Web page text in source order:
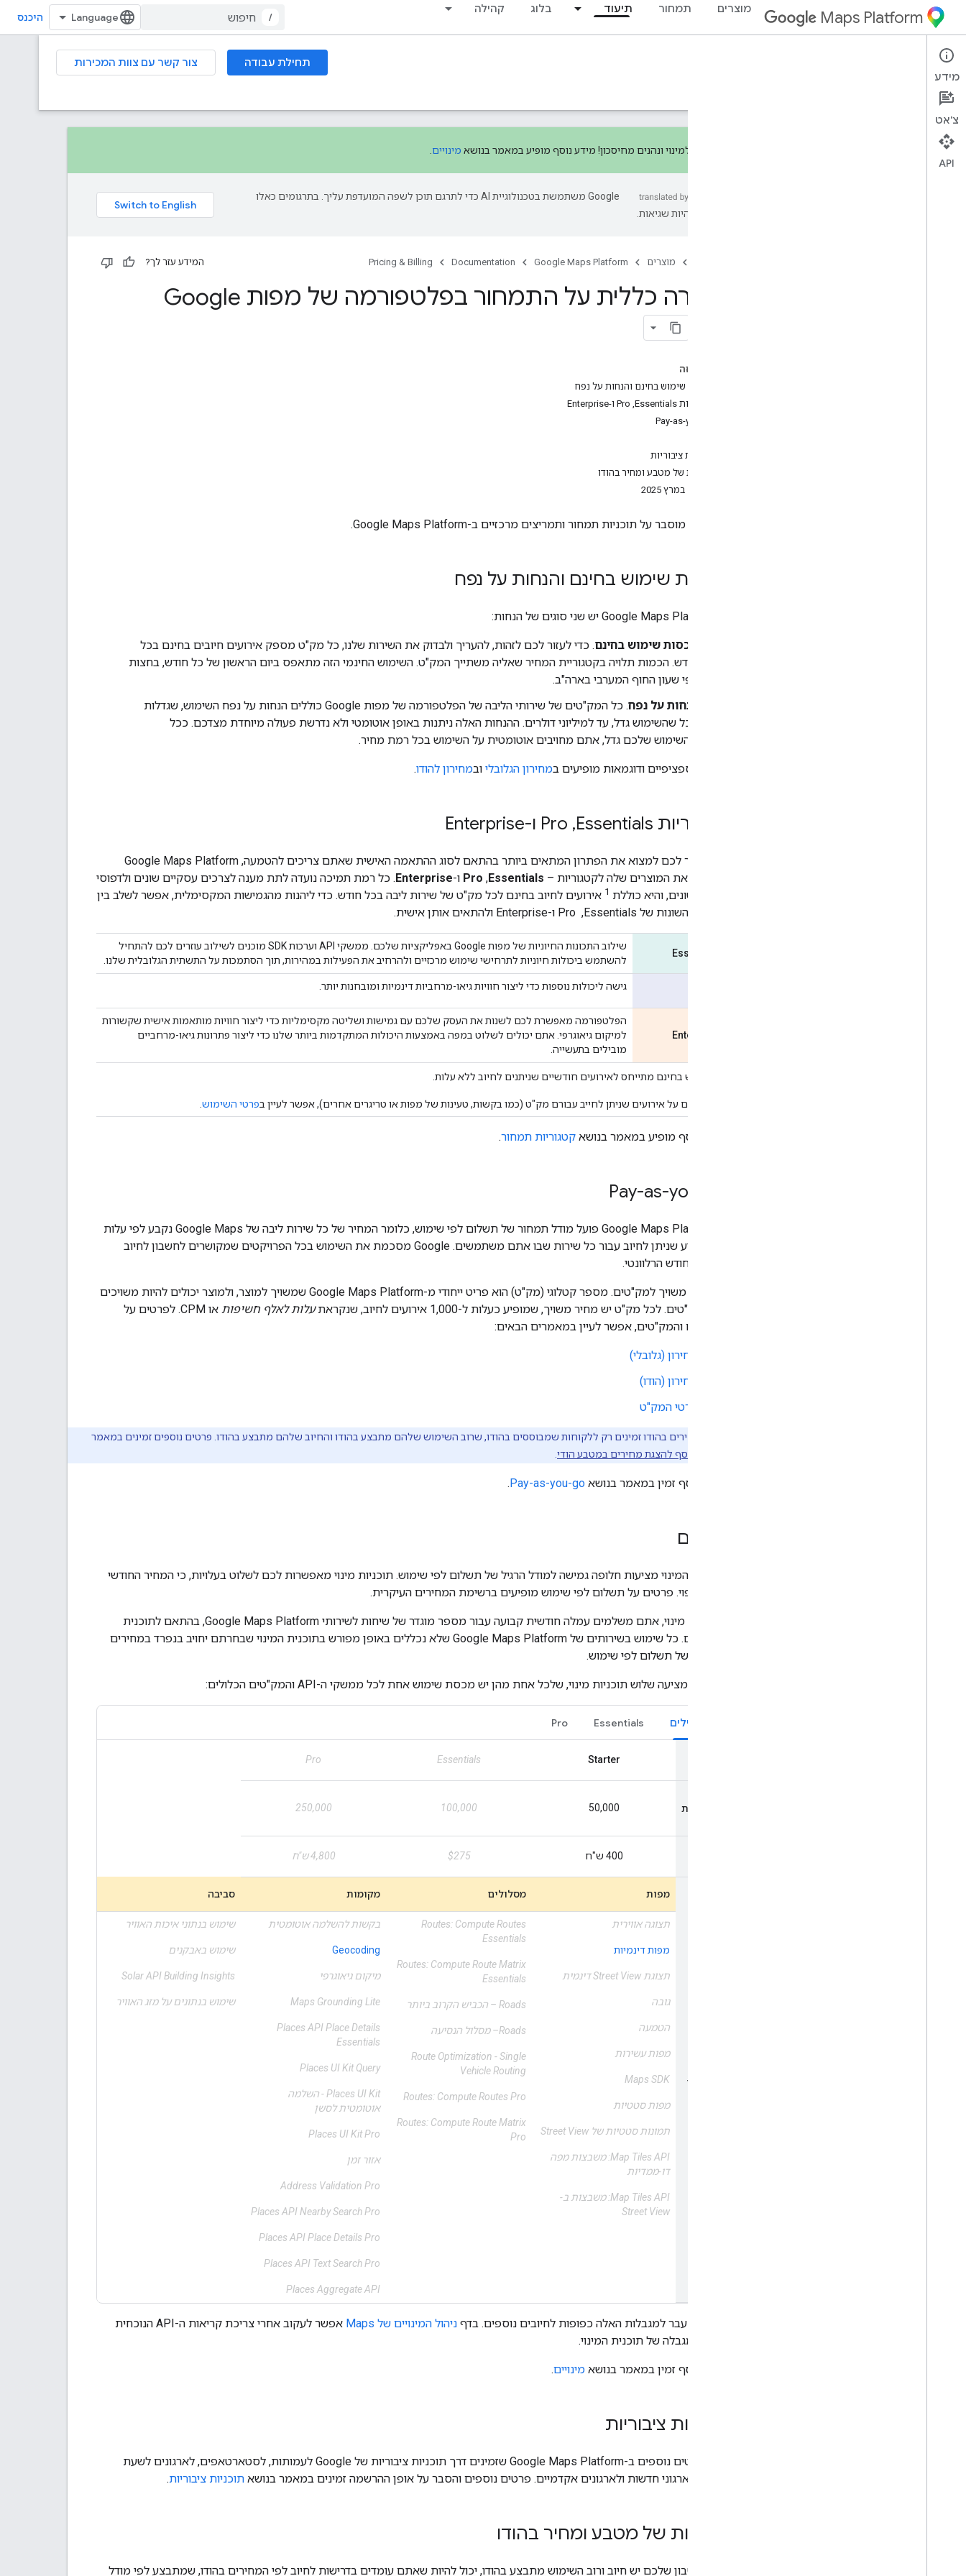
Maps Platform מוצרים תמחור תיעוד בלוג קהילה
/ היכנס
Documentation תחילת עבודה
צור קשר עם צוות המכירות
תמחור
נרשמים למינוי ונהנים מחיסכון! מידע נוסף מופיע במאמר בנושא מינויים
‫Google משתמשת בטכנולוגיית AI כדי לתרגם תוכן לשפה המועדפת עליך. בתרגומים כאלו
עשויות להיות שגיאות.
מוצרים Google Maps Platform
Documentation
Pricing & Billing המידע עזר לך?
סקירה כללית על התמחור בפלטפורמה של מפות Google
בדף הזה
מכסות שימוש בחינם והנחות על נפח
קטגוריות Essentials,‏ Pro ו-Enterprise
Pay-as-you-go
תוכניות ציבוריות
כשירות של מטבע ומחיר בהודו
שינויים במרץ 2025
בדף הזה מוסבר על תוכניות תמחור ותמריצים מרכזיים ב-Google Maps Platform.
מכסות שימוש בחינם והנחות על נפח
מכסות שימוש בחינם. כדי לעזור לכם לזהות, להעריך ולבדוק את השירות שלנו, כל מק"ט מספק אירועים חיובים בחינם בכל
חודש. הכמות תלויה בקטגוריית המחיר שאליה משתייך המק"ט. השימוש החינמי הזה מתאפס ביום הראשון של כל חודש, בחצות
לפי שעון החוף המערבי בארה"ב.
הנחות על נפח
. כל המק"טים של שירותי הליבה של הפלטפורמה של מפות Google כוללים הנחות על נפח השימוש, שגדלות
ככל שהשימוש גדל, עד למיליוני דולרים. ההנחות האלה ניתנות באופן אוטומטי ולא נדרשת פעולה מיוחדת מצדכם. ככל
שהשימוש שלכם גדל, אתם מחויבים אוטומטית על השימוש בכל רמת מחיר.
פרטים ספציפיים ודוגמאות מופיעים במחירון הגלובלי ובמחירון להודו.
קטגוריות Essentials ,
כדי לעזור לכם למצוא את הפתרון המתאים ביותר בהתאם לסוג ההתאמה האישית שאתם צריכים להטמעה, Google Maps Platform
מחלקת את המוצרים שלה לקטגוריות – Essentials
,‏
Pro ו-Enterprise. כל רמת תמיכה נועדה לתת מענה לצרכים עסקיים שונים ולדפוסי
שימוש שונים, והיא כוללת 1 אירועים לחיוב בחינם לכל מק"ט של שירות ליבה בכל חודש. כדי ליהנות מהגמישות המקסימלית, אפשר לשלב בין
היכולות השונות של Essentials, ‏ Pro ו-Enterprise ולהתאים אותן אישית.
Essentials
שילוב התכונות החיוניות של מפות Google באפליקציות שלכם. ממשקי API וערכות SDK מוכנים לשילוב עוזרים לכם להתחיל
להשתמש ביכולות חיוניות לתרחישי שימוש מרכזיים ולהרחיב את הפעילות במהירות, תוך הסתמכות על התשתית הגלובלית שלנו.
גישה ליכולות נוספות כדי ליצור חוויות גיאו-מרחביות דינמיות ומובחנות יותר.
Enterprise
הפלטפורמה מאפשרת לכם לשנות את העסק שלכם עם גמישות ושליטה מקסימליות כדי ליצור חוויות מותאמות אישית שקשורות
למיקום גיאוגרפי. אתם יכולים לשלוט במפה באמצעות היכולות המתקדמות ביותר שלנו כדי ליצור פתרונות גיאו-מרחביים
מובילים בתעשייה.
שימוש בחינם מתייחס לאירועים חודשיים שניתנים לחיוב ללא עלות.
לפרטים על אירועים שניתן לחייב עבורם מק"ט (כמו בקשות, טעינות של מפות או טריגרים אחרים), אפשר לעיין בפרטי השימוש
מידע נוסף מופיע במאמר בנושא קטגוריות תמחור.
Pay-as-you-go
ב-Google Maps Platform פועל מודל תמחור של תשלום לפי שימוש, כלומר המחיר של כל שירות ליבה של Google Maps נקבע לפי עלות
לכל אירוע שניתן לחיוב עבור כל שירות שבו אתם משתמשים. ‫Google מסכמת את השימוש בכל הפרויקטים שמקושרים לחשבון לחיוב
שלכם בחודש הרלוונטי.
התמחור משויך למק"טים. מספר קטלוגי (מק"ט) הוא פריט ייחודי מ-Google Maps Platform שמשויך למוצר, ולמוצר יכולים להיות משויכים
כמה מק"טים. לכל מק"ט יש מחיר משויך, שמופיע כעלות ל-1,000 אירועים לחיוב, שנקראת
עלות לאלף חשיפות
או CPM. לפרטים על
המחירים והמק"טים, אפשר לעיין במאמרים הבאים:
מחירון (גלובלי)
מחירון (הודו)
פרטי המק"ט
המחירים בהודו זמינים רק ללקוחות שמבוססים בהודו, שרוב השימוש שלהם מתבצע בהודו והחיוב שלהם מתבצע בהודו. פרטים נוספים זמינים במאמר
דרישות הסף להצגת מחירים במטבע הודי
מידע נוסף זמין במאמר בנושא Pay-as-you-go
.
מינויים
תוכניות המינוי מציעות חלופה גמישה למודל הרגיל של תשלום לפי שימוש. תוכניות מינוי מאפשרות לכם לשלוט בעלויות, כי המחיר החודשי
קבוע וצפוי. פרטים על תשלום לפי שימוש מופיעים ברשימת המחירים העיקרית.
בתוכנית מינוי, אתם משלמים עמלה חודשית קבועה עבור מספר מוגדר של שיחות לשירותי Google Maps Platform, בהתאם לתוכנית
שבחרתם. כל שימוש בשירותים של Google Maps Platform שלא נכללים באופן מפורש בתוכנית המינוי שבחרתם יחויב בנפרד במחירים
הרגילים של תשלום לפי שימוש.
מתחילים Essentials
Pro
Starter
Essentials
Pro
משולבות
50,000
100,000
250,000
400 ש"ח $275 4,800 ש"ח
מק"טים
מפות מסלולים מקומות סביבה
תצוגה אווירית
מפות דינמיות
תצוגת Street View דינמית
גובה
הטמעה
מפות עשירות
Maps SDK
מפות סטטיות
תמונות סטטיות של Street View
‫Map Tiles API: משבצות מפה
דו-ממדיות
‫Map Tiles API: משבצות ב-
Street View
‫Routes: Compute Routes
Essentials
‫Routes: Compute Route Matrix
Essentials
Roads – הכביש הקרוב ביותר
Roads– מסלול הנסיעה
‫Route Optimization - Single
Vehicle Routing
‫Routes: Compute Routes Pro
‫Routes: Compute Route Matrix
Pro
בקשות להשלמה אוטומטית
Geocoding
מיקום גיאוגרפי
Maps Grounding Lite
Places API Place Details
Essentials
Places UI Kit Query
Places UI Kit - השלמה
אוטומטית לסשן
Places UI Kit Pro
אזור זמן
Address Validation Pro
Places API Nearby Search Pro
Places API Place Details Pro
Places API Text Search Pro
Places Aggregate API
שימוש בנתוני איכות האוויר
שימוש באבקנים
Solar API Building Insights
שימוש בנתונים על מזג האוויר
שיחות מעבר למגבלות האלה כפופות לחיובים נוספים. בדף ניהול המינויים של Maps
אפשר לעקוב אחרי צריכת קריאות ה-API הנוכחית
ביחס למגבלה של תוכנית המינוי.
מידע נוסף זמין במאמר בנושא מינויים.
תוכניות ציבוריות
יש קרדיטים נוספים ב-Google Maps Platform שזמינים דרך תוכניות ציבוריות של Google לעמותות, לסטארטאפים, לארגונים לשעת
חירום, לארגוני חדשות ולארגונים אקדמיים. פרטים נוספים והסבר על אופן ההרשמה זמינים במאמר בנושא תוכניות ציבוריות.
כשירות של מטבע ומחיר בהודו
אם בחשבון שלכם יש חיוב ורוב השימוש מתבצע בהודו, יכול להיות שאתם עומדים בדרישות לחיוב לפי המחירים בהודו, שמתבצע לפי מודל
מידע
צ'אט
API